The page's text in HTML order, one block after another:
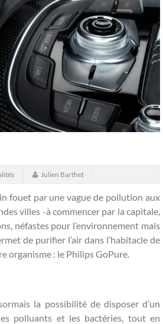
Julien Barthet
fouet par une vague de pollution aux
villes -à commencer par la capitale,
néfastes pour l’environnement mais
de purifier l’air dans l’habitacle de
organisme : le Philips GoPure.
la possibilité de disposer d’un
polluants et les bactéries, tout en